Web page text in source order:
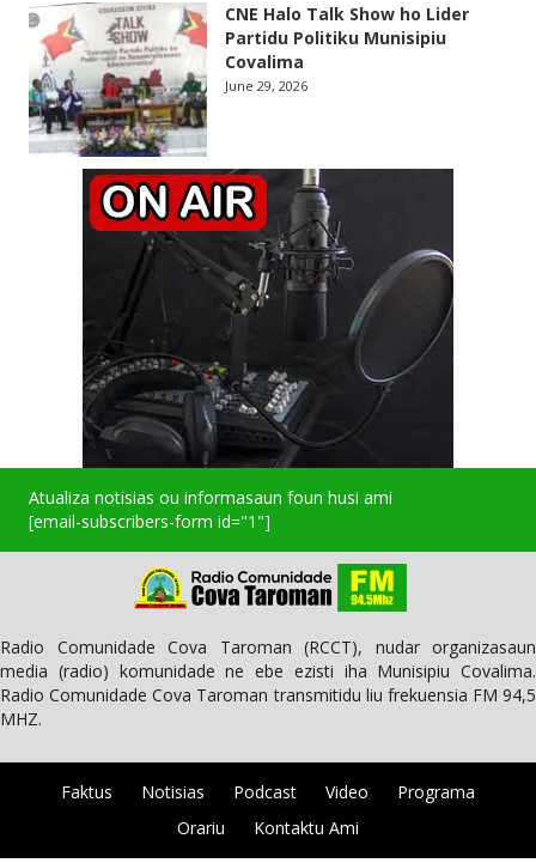
CNE Halo Talk Show ho Lider
Partidu Politiku Munisipiu
Covalima
June 29, 2026
Atualiza notisias ou informasaun foun husi ami
[email-subscribers-form id="1"]
Radio Comunidade Cova Taroman (RCCT), nudar organizasaun
media (radio) komunidade ne ebe ezisti iha Munisipiu Covalima.
Radio Comunidade Cova Taroman transmitidu liu frekuensia FM 94,5
MHZ.
Faktus Notisias Podcast Video
Programa
Orariu
Kontaktu Ami